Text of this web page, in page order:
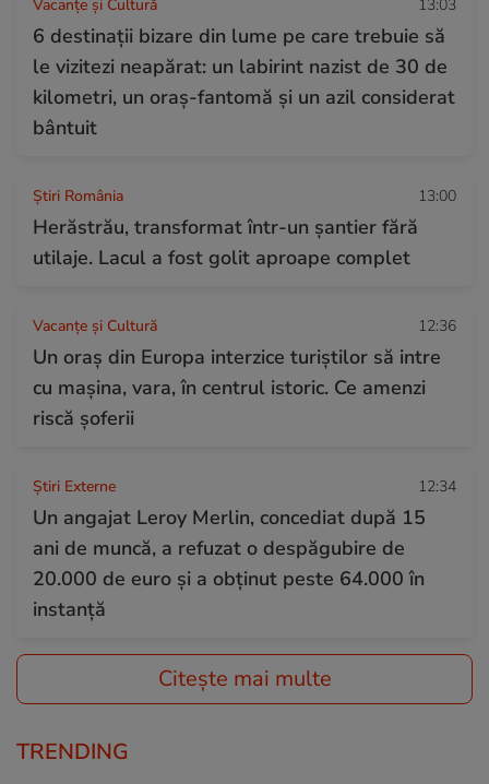
Vacanțe și Cultură 13:03
6 destinații bizare din lume pe care trebuie să
le vizitezi neapărat: un labirint nazist de 30 de
kilometri, un oraș-fantomă și un azil considerat
bântuit
Știri România 13:00
Herăstrău, transformat într-un șantier fără
utilaje. Lacul a fost golit aproape complet
Vacanțe și Cultură 12:36
Un oraș din Europa interzice turiștilor să intre
cu mașina, vara, în centrul istoric. Ce amenzi
riscă șoferii
Știri Externe 12:34
Un angajat Leroy Merlin, concediat după 15
ani de muncă, a refuzat o despăgubire de
20.000 de euro și a obținut peste 64.000 în
instanță
Citește mai multe
TRENDING